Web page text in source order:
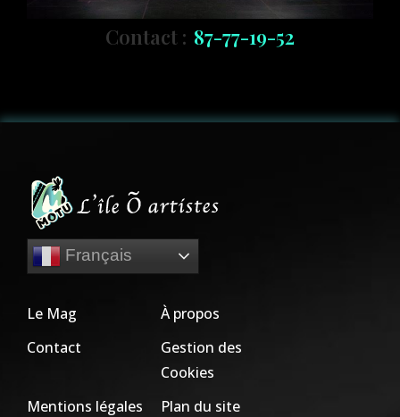
Contact : 8 7 - 77-19-52
Français
Le Mag
À propos
Contact
Gestion des
Cookies
Mentions légales
Plan du site